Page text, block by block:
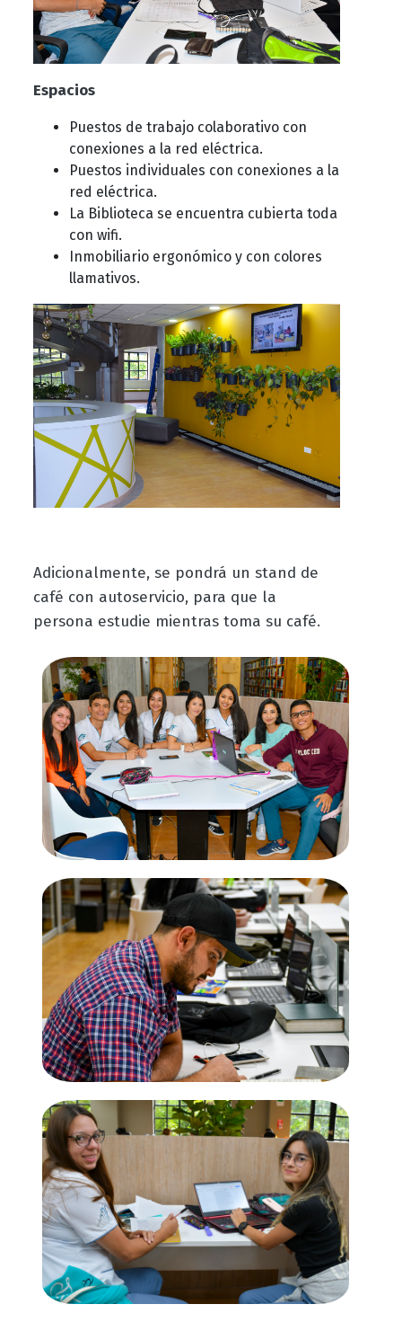
Espacios
Puestos de trabajo colaborativo con
conexiones a la red eléctrica.
Puestos individuales con conexiones a la
red eléctrica.
La Biblioteca se encuentra cubierta toda
con wifi.
Inmobiliario ergonómico y con colores
llamativos.
Adicionalmente, se pondrá un stand de
café con autoservicio, para que la
persona estudie mientras toma su café.